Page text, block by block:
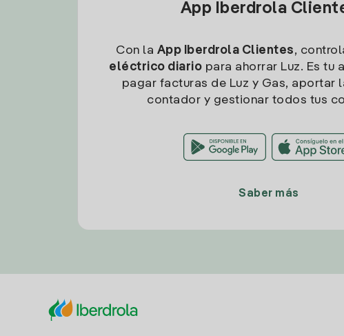
App Iberdrola
Con la App Iberdrola Clientes,
eléctrico diario para ahorrar Luz. Es tu
pagar facturas de Luz y Gas, aportar
contador y gestionar todos tus
Saber más